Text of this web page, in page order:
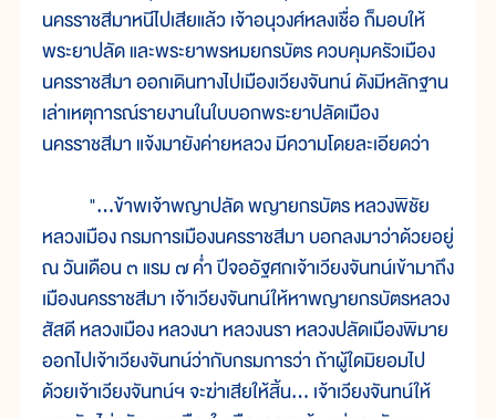
นครราชสีมาหนีไปเสียแล้ว เจ้าอนุวงศ์หลงเชื่อ ก็มอบให้
พระยาปลัด และพระยาพรหมยกรบัตร ควบคุมครัวเมือง
นครราชสีมา ออกเดินทางไปเมืองเวียงจันทน์ ดังมีหลักฐาน
เล่าเหตุการณ์รายงานในใบบอกพระยาปลัดเมือง
นครราชสีมา แจ้งมายังค่ายหลวง มีความโดยละเอียดว่า
"...ข้าพเจ้าพญาปลัด พญายกรบัตร หลวงพิชัย
หลวงเมือง กรมการเมืองนครราชสีมา บอกลงมาว่าด้วยอยู่
ณ วันเดือน ๓ แรม ๗ ค่ำ ปีจออัฐศกเจ้าเวียงจันทน์เข้ามาถึง
เมืองนครราชสีมา เจ้าเวียงจันทน์ให้หาพญายกรบัตรหลวง
สัสดี หลวงเมือง หลวงนา หลวงนรา หลวงปลัดเมืองพิมาย
ออกไปเจ้าเวียงจันทน์ว่ากับกรมการว่า ถ้าผู้ใดมิยอมไป
ด้วยเจ้าเวียงจันทน์ฯ จะฆ่าเสียให้สิ้น... เจ้าเวียงจันทน์ให้